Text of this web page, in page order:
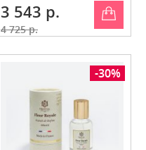
3 543 р.
4 725 р.
-30%